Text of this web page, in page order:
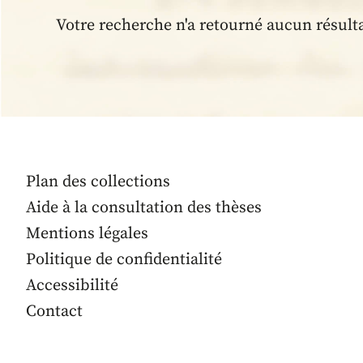
Votre recherche n'a retourné aucun
Plan des collections
Aide à la consultation des thèses
Mentions légales
Politique de confidentialité
Accessibilité
Contact